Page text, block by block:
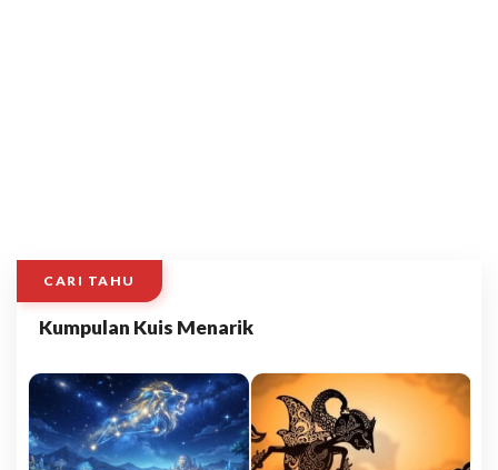
CARI TAHU
Kumpulan Kuis Menarik